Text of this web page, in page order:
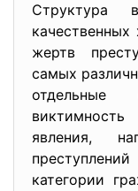
Структура
качественных
жертв
самых
явления,
категории